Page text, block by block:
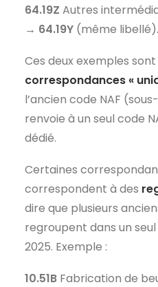
64.19Z Autres
→ 64.19Y (même libellé).
Ces deux exemples
correspondances «
l’ancien code NAF
renvoie à un seul code
dédié.
Certaines
correspondent à des
dire que plusieurs
regroupent dans un
2025. Exemple :
10.51B Fabrication de